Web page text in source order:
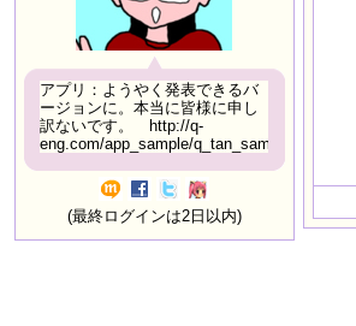
アプリ：ようやく発表できるバ
ージョンに。本当に皆様に申し
訳ないです。 http://q-
eng.com/app_sample/q_tan_sample06.html
(最終ログインは2日以内)